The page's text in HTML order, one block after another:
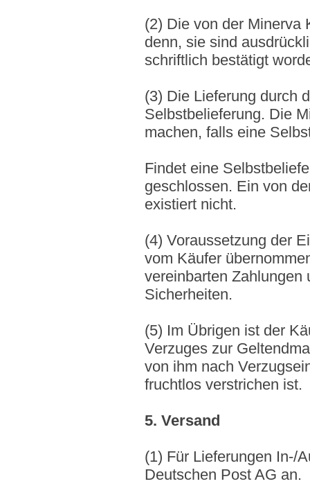
(2) Die von der Minerva
denn, sie sind
schriftlich bestätigt
(3) Die Lieferung durch
Selbstbelieferung. Die
machen, falls eine
Findet eine
geschlossen. Ein von
existiert nicht.
(4) Voraussetzung der
vom Käufer
vereinbarten Zahlungen
Sicherheiten.
(5) Im Übrigen ist der
Verzuges zur
von ihm nach
fruchtlos verstrichen ist.
5. Versand
(1) Für Lieferungen In-/
Deutschen Post AG an.